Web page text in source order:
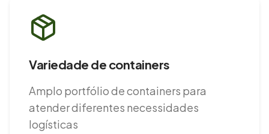
Variedade de containers
Amplo portfólio de containers para
atender diferentes necessidades
logísticas